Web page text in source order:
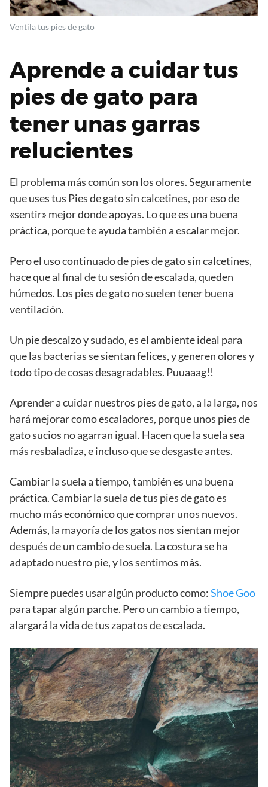
Ventila tus pies de gato
Aprende a cuidar tus
pies de gato para
tener unas garras
relucientes
El problema más común son los olores. Seguramente
que uses tus Pies de gato sin calcetines, por eso de
«sentir» mejor donde apoyas. Lo que es una buena
práctica, porque te ayuda también a escalar mejor.
Pero el uso continuado de pies de gato sin calcetines,
hace que al final de tu sesión de escalada, queden
húmedos. Los pies de gato no suelen tener buena
ventilación.
Un pie descalzo y sudado, es el ambiente ideal para
que las bacterias se sientan felices, y generen olores y
todo tipo de cosas desagradables. Puuaaag!!
Aprender a cuidar nuestros pies de gato, a la larga, nos
hará mejorar como escaladores, porque unos pies de
gato sucios no agarran igual. Hacen que la suela sea
más resbaladiza, e incluso que se desgaste antes.
Cambiar la suela a tiempo, también es una buena
práctica. Cambiar la suela de tus pies de gato es
mucho más económico que comprar unos nuevos.
Además, la mayoría de los gatos nos sientan mejor
después de un cambio de suela. La costura se ha
adaptado nuestro pie, y los sentimos más.
Siempre puedes usar algún producto como:Shoe Goo
para tapar algún parche. Pero un cambio a tiempo,
alargará la vida de tus zapatos de escalada.